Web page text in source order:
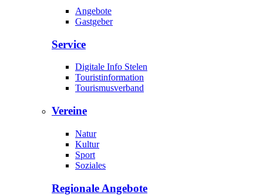
Angebote
Gastgeber
Service
Digitale Info Stelen
Touristinformation
Tourismusverband
Vereine
Natur
Kultur
Sport
Soziales
Regionale Angebote